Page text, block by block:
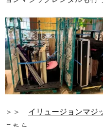
＞＞ イリュージョンマジ